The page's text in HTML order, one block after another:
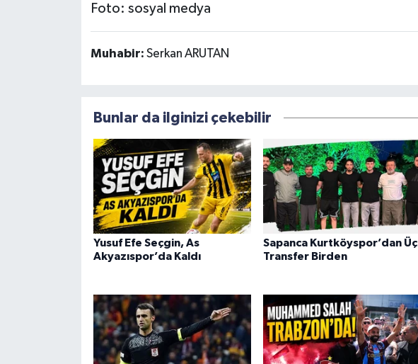
Foto: sosyal medya
Muhabir: Serkan ARUTAN
Bunlar da ilginizi çekebilir
Yusuf Efe Seçgin, As
Akyazıspor’da Kaldı
Sapanca Kurtköyspor’dan Üç
Transfer Birden